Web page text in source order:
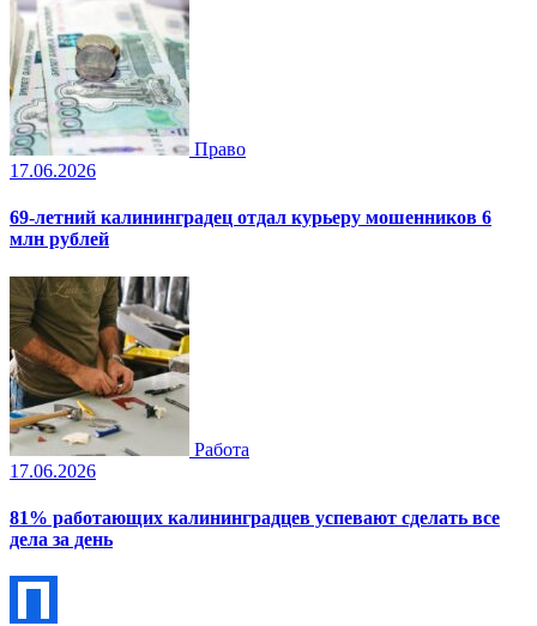
Право
17.06.2026
69-летний калининградец отдал курьеру мошенников 6
млн рублей
Работа
17.06.2026
81% работающих калининградцев успевают сделать все
дела за день